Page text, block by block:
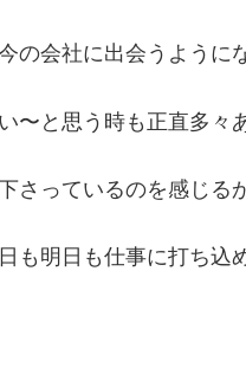
の会社に出会うように
〜と思う時も正直多々
さっているのを感じる
も明日も仕事に打ち込